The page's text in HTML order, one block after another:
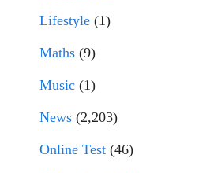
Lifestyle (1)
Maths (9)
Music (1)
News (2,203)
Online Test (46)